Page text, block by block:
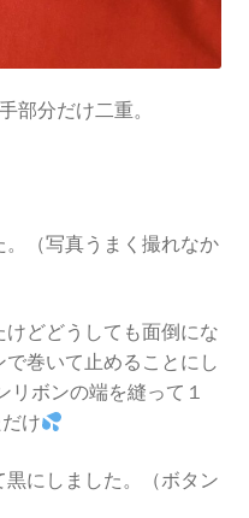
部分だけ二重。
（写真うまく撮れなか
どどうしても面倒にな
巻いて止めることにし
リボンの端を縫って１
け
にしました。（ボタン